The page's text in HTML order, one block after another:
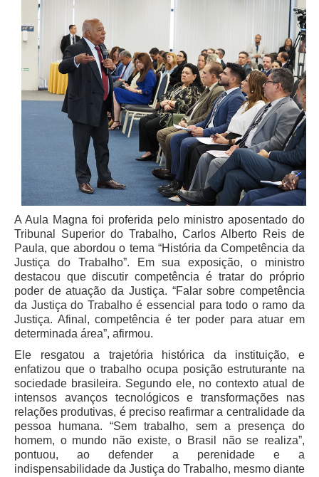
Plantão Judiciário
Cadastrar Processos
Listar Processos
Portal Conciliação
Inscrição para mediação e conciliação – Cejusc 1º e 2º
grau
Perguntas Frequentes
Eventos
Portal Execução
Portal Proad
Portal dos Precatórios e Requisições de
Pequeno Valor
Programa Aprendizagem
Protocolo Eletrônico
Suspensão e Prorrogação de Prazos
Busca Geral
Portal de Doações do TRT11
Estatísticas
Pesquisa de metas Nacionais
Acessibilidade
A Aula Magna foi proferida pelo ministro aposentado do
Tribunal Superior do Trabalho, Carlos Alberto Reis de
Paula, que abordou o tema “História da Competência da
Justiça do Trabalho”. Em sua exposição, o ministro
destacou que discutir competência é tratar do próprio
poder de atuação da Justiça. “Falar sobre competência
da Justiça do Trabalho é essencial para todo o ramo da
Justiça. Afinal, competência é ter poder para atuar em
determinada área”, afirmou.
Ele resgatou a trajetória histórica da instituição, e
enfatizou que o trabalho ocupa posição estruturante na
sociedade brasileira. Segundo ele, no contexto atual de
intensos avanços tecnológicos e transformações nas
relações produtivas, é preciso reafirmar a centralidade da
pessoa humana. “Sem trabalho, sem a presença do
homem, o mundo não existe, o Brasil não se realiza”,
pontuou, ao defender a perenidade e a
indispensabilidade da Justiça do Trabalho, mesmo diante